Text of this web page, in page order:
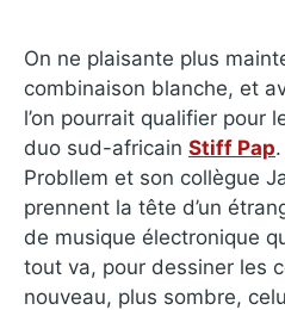
On ne plaisante plus
combinaison blanche, et
l’on pourrait qualifier pour
duo sud-africain Stiff Pap
Probllem et son collègue
prennent la tête d’un
de musique électronique
tout va, pour dessiner les
nouveau, plus sombre,